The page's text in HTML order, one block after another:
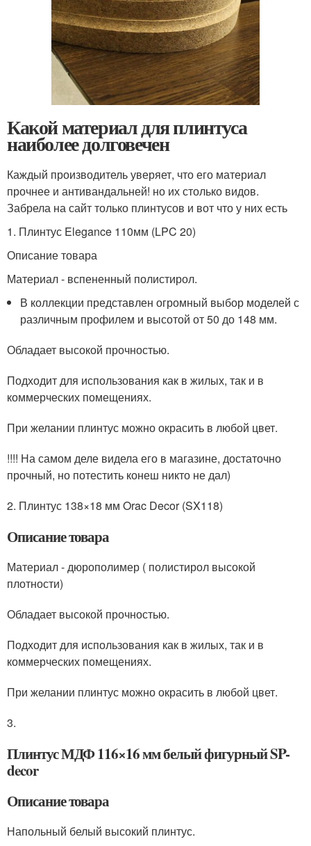
Какой материал для плинтуса
наиболее долговечен
Каждый производитель уверяет, что его материал
прочнее и антивандальней! но их столько видов.
Забрела на сайт только плинтусов и вот что у них есть
1. Плинтус Elegance 110мм (LPC 20)
Описание товара
Материал - вспененный полистирол.
В коллекции представлен огромный выбор моделей с
различным профилем и высотой от 50 до 148 мм.
Обладает высокой прочностью.
Подходит для использования как в жилых, так и в
коммерческих помещениях.
При желании плинтус можно окрасить в любой цвет.
!!!! На самом деле видела его в магазине, достаточно
прочный, но потестить конеш никто не дал)
2. Плинтус 138×18 мм Orac Decor (SX118)
Описание товара
Материал - дюрополимер ( полистирол высокой
плотности)
Обладает высокой прочностью.
Подходит для использования как в жилых, так и в
коммерческих помещениях.
При желании плинтус можно окрасить в любой цвет.
3.
Плинтус МДФ 116×16 мм белый фигурный SP-
decor
Описание товара
Напольный белый высокий плинтус.